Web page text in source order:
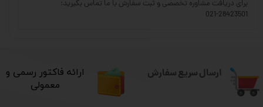
برای دریافت مشاوره تخصصی و ثبت سفارش با ما تماس بگیرید:
021-28423501
ارسال سریع سفارش
​ارائه فاکتور رسمی و
معمولی